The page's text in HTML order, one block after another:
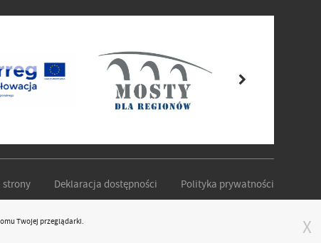
strony Deklaracja dostępności Polityka prywatności
X
Twojej przeglądarki.